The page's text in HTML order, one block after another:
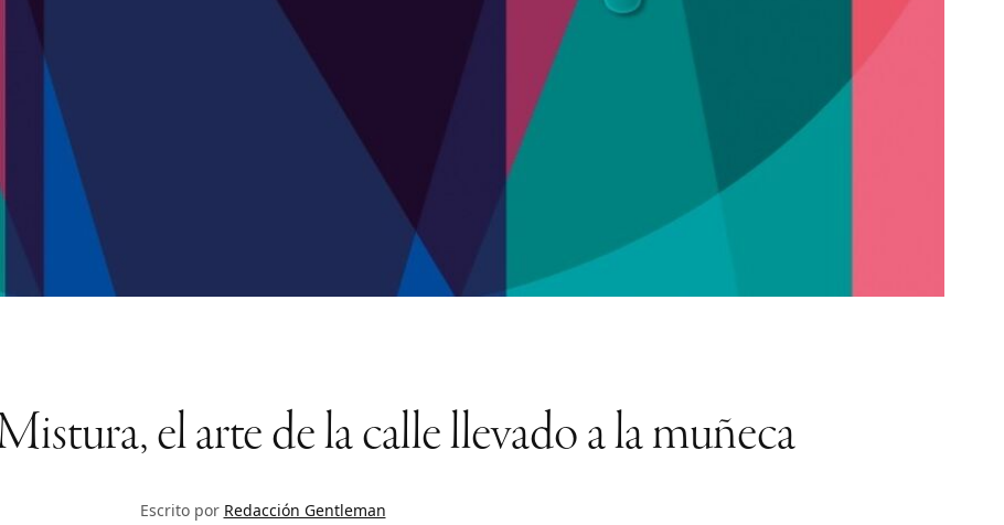
el arte de la calle llevado a la muñeca
Escrito por Redacción Gentleman